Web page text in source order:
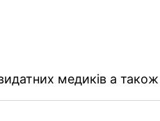
медиків а